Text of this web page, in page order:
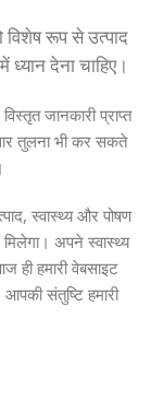
विशेष रूप से उत्पाद
देना चाहिए।
जानकारी प्राप्त
तुलना भी कर सकते
स्वास्थ्य और पोषण
अपने स्वास्थ्य
हमारी वेबसाइट
संतुष्टि हमारी